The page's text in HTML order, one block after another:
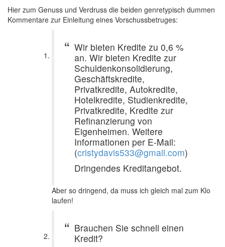
Hier zum Genuss und Verdruss die beiden genretypisch dummen
Kommentare zur Einleitung eines Vorschussbetruges:
Wir bieten Kredite zu 0,6 %
an. Wir bieten Kredite zur
Schuldenkonsolidierung,
Geschäftskredite,
Privatkredite, Autokredite,
Hotelkredite, Studienkredite,
Privatkredite, Kredite zur
Refinanzierung von
Eigenheimen. Weitere
Informationen per E-Mail:
(cristydavis533@gmail.com)
Dringendes Kreditangebot.
Aber so dringend, da muss ich gleich mal zum Klo
laufen!
Brauchen Sie schnell einen
Kredit?